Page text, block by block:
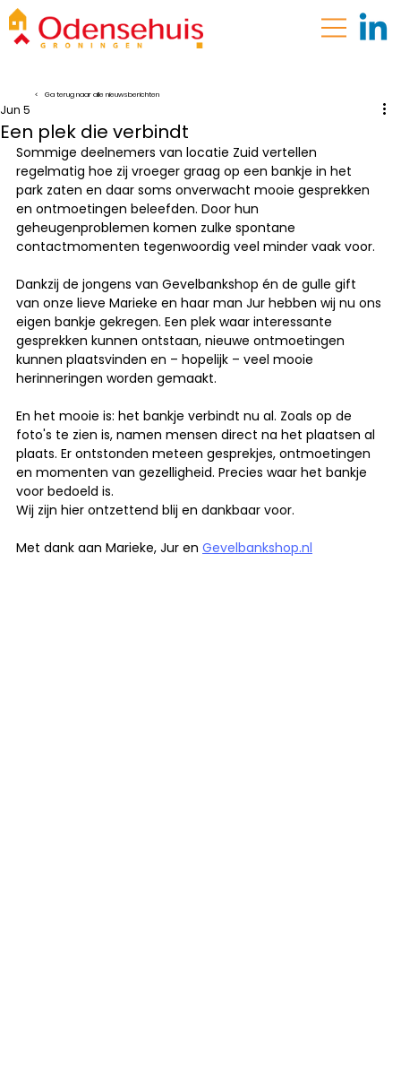
< Ga terug naar alle nieuwsberichten
Een plek die verbindt
Jun 5
Sommige deelnemers van locatie Zuid vertellen
regelmatig hoe zij vroeger graag op een bankje in het
park zaten en daar soms onverwacht mooie gesprekken
en ontmoetingen beleefden. Door hun
geheugenproblemen komen zulke spontane
contactmomenten tegenwoordig veel minder vaak voor.
Dankzij de jongens van Gevelbankshop én de gulle gift
van onze lieve Marieke en haar man Jur hebben wij nu ons
eigen bankje gekregen. Een plek waar interessante
gesprekken kunnen ontstaan, nieuwe ontmoetingen
kunnen plaatsvinden en – hopelijk – veel mooie
herinneringen worden gemaakt.
En het mooie is: het bankje verbindt nu al. Zoals op de
foto's te zien is, namen mensen direct na het plaatsen al
plaats. Er ontstonden meteen gesprekjes, ontmoetingen
en momenten van gezelligheid. Precies waar het bankje
voor bedoeld is.
Wij zijn hier ontzettend blij en dankbaar voor.
Met dank aan Marieke, Jur en Gevelbankshop.nl